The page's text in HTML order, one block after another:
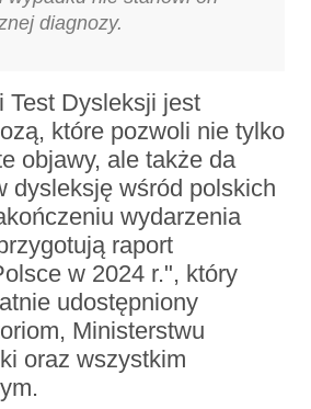
diagnozy.
Test Dysleksji jest
które pozwoli nie tylko
objawy, ale także da
dysleksję wśród polskich
wydarzenia
raport
w 2024 r.", który
udostępniony
Ministerstwu
oraz wszystkim